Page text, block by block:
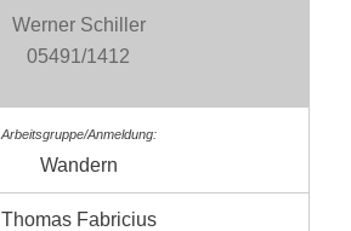
Werner Schiller
05491/1412
Wandern
Thomas Fabricius